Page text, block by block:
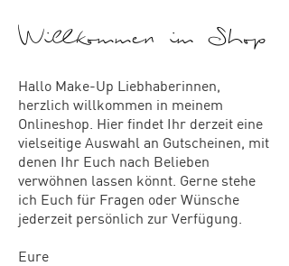
Willkommen im Shop
Hallo Make-Up Liebhaberinnen,
herzlich willkommen in meinem
Onlineshop. Hier findet Ihr derzeit eine
vielseitige Auswahl an Gutscheinen, mit
denen Ihr Euch nach Belieben
verwöhnen lassen könnt. Gerne stehe
ich Euch für Fragen oder Wünsche
jederzeit persönlich zur Verfügung.
Eure